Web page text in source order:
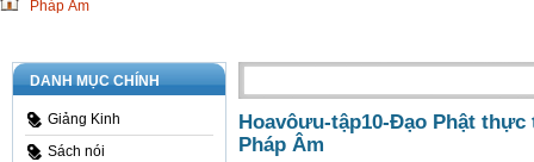
Pháp Âm
DANH MỤC CHÍNH
Giảng Kinh
Sách nói
Hoavôưu-tập10-Đạo Phật
Pháp Âm